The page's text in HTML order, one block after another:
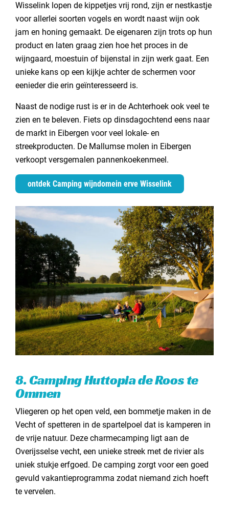
Wisselink lopen de kippetjes vrij rond, zijn er nestkastje
voor allerlei soorten vogels en wordt naast wijn ook
jam en honing gemaakt. De eigenaren zijn trots op hun
product en laten graag zien hoe het proces in de
wijngaard, moestuin of bijenstal in zijn werk gaat. Een
unieke kans op een kijkje achter de schermen voor
eenieder die erin geïnteresseerd is.
Naast de nodige rust is er in de Achterhoek ook veel te
zien en te beleven. Fiets op dinsdagochtend eens naar
de markt in Eibergen voor veel lokale- en
streekproducten. De Mallumse molen in Eibergen
verkoopt versgemalen pannenkoekenmeel.
ontdek Camping wijndomein erve Wisselink
8. Camping Huttopia de Roos te
Ommen
Vliegeren op het open veld, een bommetje maken in de
Vecht of spetteren in de spartelpoel dat is kamperen in
de vrije natuur. Deze charmecamping ligt aan de
Overijsselse vecht, een unieke streek met de rivier als
uniek stukje erfgoed. De camping zorgt voor een goed
gevuld vakantieprogramma zodat niemand zich hoeft
te vervelen.